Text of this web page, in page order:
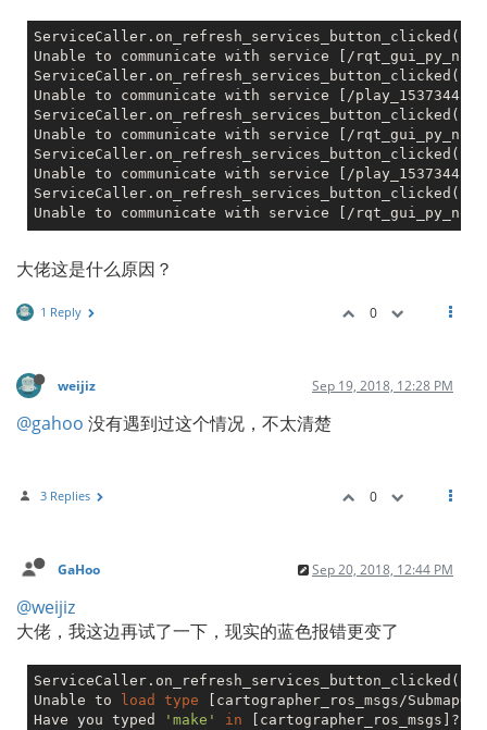
Unable to communicate with service [/
Unable to communicate with service [/
Unable to communicate with service [/
Unable to communicate with service [/
Unable to communicate with service [/
大佬这是什么原因？
1 Reply 0
weijiz Sep 19, 2018, 12:28 PM
@gahoo 没有遇到过这个情况，不太清楚
3 Replies 0
GaHoo Sep 20, 2018, 12:44 PM
@weijiz
大佬，我这边再试了一下，现实的蓝色报错更变了
Unable to
load type [cartographer_ros_msgs/
Have you typed
'make' in [cartographer_ros_msgs]?